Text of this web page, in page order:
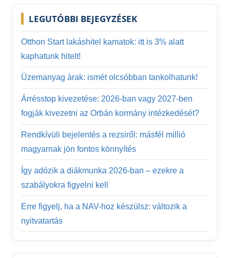
LEGUTÓBBI BEJEGYZÉSEK
Otthon Start lakáshitel kamatok: itt is 3% alatt
kaphatunk hitelt!
Üzemanyag árak: ismét olcsóbban tankolhatunk!
Árrésstop kivezetése: 2026-ban vagy 2027-ben
fogják kivezetni az Orbán kormány intézkedését?
Rendkívüli bejelentés a rezsiről: másfél millió
magyarnak jön fontos könnyítés
Így adózik a diákmunka 2026-ban – ezekre a
szabályokra figyelni kell
Erre figyelj, ha a NAV-hoz készülsz: változik a
nyitvatartás